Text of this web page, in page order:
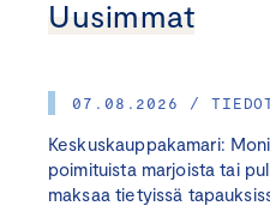
Uusimmat
07.08.2026 /
Keskuskauppakamari:
poimituista marjoista tai
maksaa tietyissä